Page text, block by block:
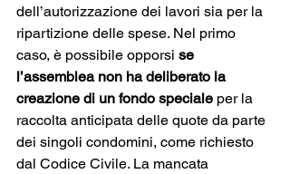
dell’autorizzazione dei lavori sia per la
ripartizione delle spese. Nel primo
caso, è possibile opporsi se
l’assemblea non ha deliberato la
creazione di un fondo speciale per la
raccolta anticipata delle quote da parte
dei singoli condomini, come richiesto
dal Codice Civile. La mancata